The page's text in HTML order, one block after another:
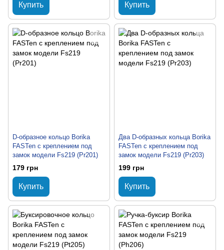
Купить Купить
D-образное кольцо Borika
FASTen с креплением под
замок модели Fs219 (Pr201)
179 грн
Купить
Два D-образных кольца Borika
FASTen с креплением под
замок модели Fs219 (Pr203)
199 грн
Купить